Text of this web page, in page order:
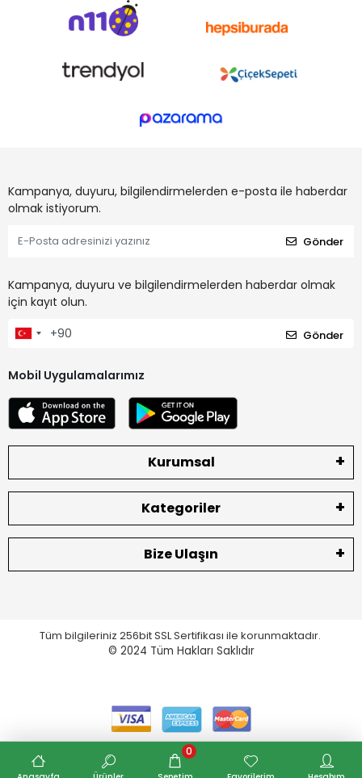
Kampanya, duyuru, bilgilendirmelerden e-posta ile haberdar
olmak istiyorum.
Gönder
Kampanya, duyuru ve bilgilendirmelerden haberdar olmak
için kayıt olun.
Gönder
Mobil Uygulamalarımız
Kurumsal
Kategoriler
Bize Ulaşın
Tüm bilgileriniz 256bit SSL Sertifikası ile korunmaktadır.
© 2024 Tüm Hakları Saklıdır
0